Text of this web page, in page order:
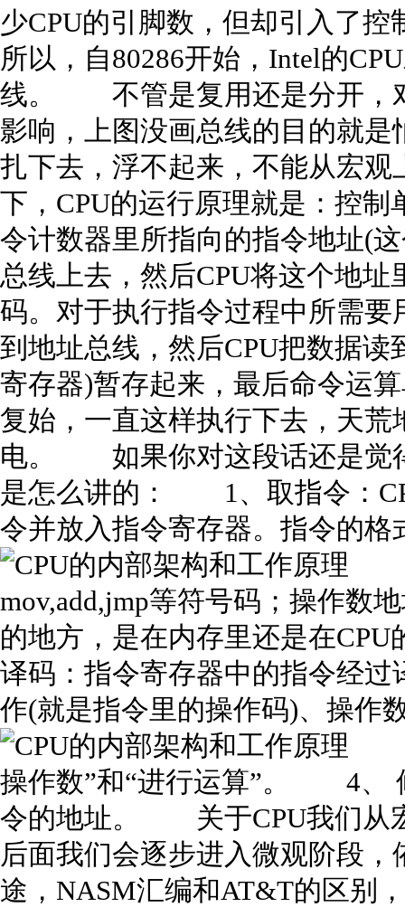
少CPU的引脚数，但却引入了
所以，自80286开始，Intel的
线。 不管是复用还是分开，
影响，上图没画总线的目的就
扎下去，浮不起来，不能从宏
下，CPU的运行原理就是：控
令计数器里所指向的指令地址(
总线上去，然后CPU将这个地
码。对于执行指令过程中所需
到地址总线，然后CPU把数据
寄存器)暂存起来，最后命令运
复始，一直这样执行下去，天
电。 如果你对这段话还是觉
是怎么讲的： 1、取指令：
令并放入指令寄存器。指令的格
mov,add,jmp等符号码；操作数
的地方，是在内存里还是在
译码：指令寄存器中的指令经
作(就是指令里的操作码)、操作
操作数”和“进行运算”。 4、
令的地址。 关于CPU我们从
后面我们会逐步进入微观阶段
途，NASM汇编和AT&T的区别